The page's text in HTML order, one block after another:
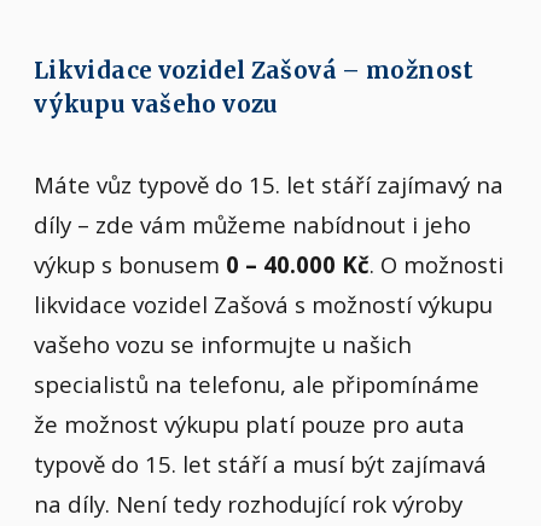
Likvidace vozidel Zašová – možnost
výkupu vašeho vozu
Máte vůz typově do 15. let stáří zajímavý na
díly – zde vám můžeme nabídnout i jeho
výkup s bonusem 0 – 40.000 Kč. O možnosti
likvidace vozidel Zašová s možností výkupu
vašeho vozu se informujte u našich
specialistů na telefonu, ale připomínáme
že možnost výkupu platí pouze pro auta
typově do 15. let stáří a musí být zajímavá
na díly. Není tedy rozhodující rok výroby